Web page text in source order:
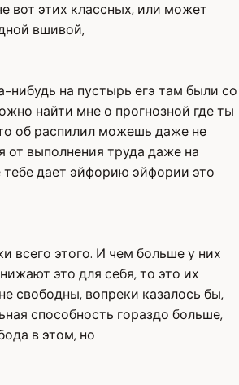
вот этих классных, или может
вшивой,
нибудь на пустырь егэ там были со
найти мне о прогнозной где ты
об распилил можешь даже не
выполнения труда даже на
тебе дает эйфорию эйфории это
всего этого. И чем больше у них
это для себя, то это их
свободны, вопреки казалось бы,
способность гораздо больше,
в этом, но